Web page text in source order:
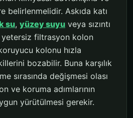
belirlenmelidir. Askıda katı
su, yüzey suyu veya sızıntı
yetersiz filtrasyon kolon
kolonu hızla
bozabilir. Buna karşılık
sırasında değişmesi olası
ve koruma adımlarının
yürütülmesi gerekir.